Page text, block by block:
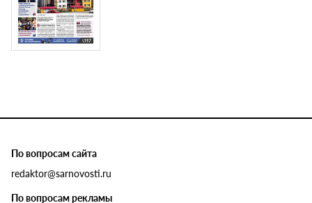
По вопросам сайта
redaktor@sarnovosti.ru
По вопросам рекламы